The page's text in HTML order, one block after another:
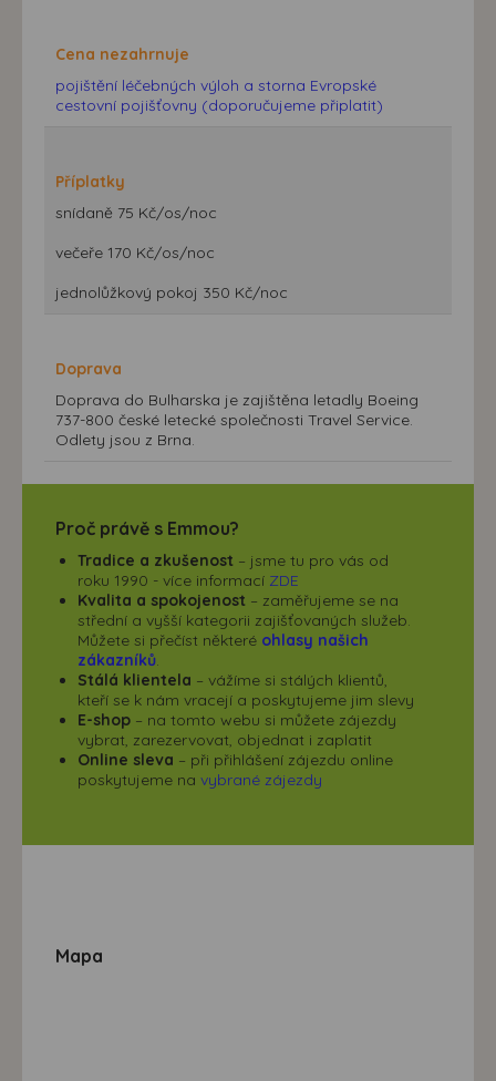
Cena nezahrnuje
pojištění léčebných výloh a storna Evropské
cestovní pojišťovny (doporučujeme připlatit)
Příplatky
snídaně 75 Kč/os/noc
večeře 170 Kč/os/noc
jednolůžkový pokoj 350 Kč/noc
Doprava
Doprava do Bulharska je zajištěna letadly Boeing
737-800 české letecké společnosti Travel Service.
Odlety jsou z Brna.
Proč právě s Emmou?
Tradice a zkušenost – jsme tu pro vás od
roku 1990 - více informací ZDE
Kvalita a spokojenost – zaměřujeme se na
střední a vyšší kategorii zajišťovaných služeb.
Můžete si přečíst některé ohlasy našich
zákazníků.
Stálá klientela – vážíme si stálých klientů,
kteří se k nám vracejí a poskytujeme jim slevy
E-shop – na tomto webu si můžete zájezdy
vybrat, zarezervovat, objednat i zaplatit
Online sleva – při přihlášení zájezdu online
poskytujeme na vybrané zájezdy
Mapa